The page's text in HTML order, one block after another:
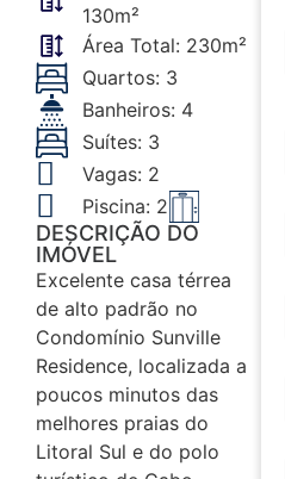
130m²
Área Total: 230m²
Quartos: 3
Banheiros: 4
Suítes: 3
Vagas: 2
Piscina: 2
DESCRIÇÃO DO
IMÓVEL
Excelente casa térrea
de alto padrão no
Condomínio Sunville
Residence, localizada a
poucos minutos das
melhores praias do
Litoral Sul e do polo